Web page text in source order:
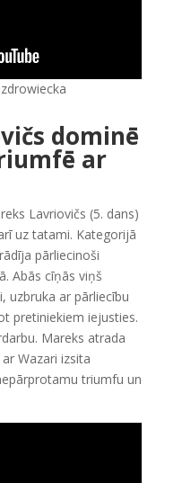
dominē
ar
Lavriovičs (5. dans)
uz tatami. Kategorijā
pārliecinoši
Abās cīņās viņš
ar pārliecību
pretiniekiem iejusties.
Mareks atrada
Wazari izsita
triumfu un